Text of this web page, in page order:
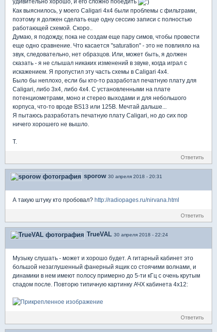
Как выяснилось, у моего Caligari 4x4 были проблемы с фильтрами,
поэтому я должен сделать еще одну сессию записи с полностью
работающей схемой. Скоро..
Думаю, я подожду, пока не создам еще пару симов, чтобы провести
еще одно сравнение. Что касается "saturation" - это не повлияло на
звук, следовательно, нет образцов. Или, может быть, я должен
сказать - я не слышал никаких изменений в звуке, когда играл с
искажением. Я пропустил эту часть схемы в Caligari 4x4.
Было бы неплохо, если бы кто-то разработал печатную плату для
Caligari, либо 3x4, либо 4x4. С установленными на плате
потенциометрами, моно и стерео выходами и для небольшого
корпуса, что-то вроде BS13 или 125B. Мечтай дальше...
Я пытаюсь разработать печатную плату Caligari, но до сих пор
ничего хорошего не вышло.
T.
Ответить
sporow 30 апреля 2018 - 20:31
А такую штуку кто пробовал? http://radiopages.ru/nirvana.html
Ответить
TrueVAL 30 апреля 2018 - 22:24
Музыку слушать - может и хорошо будет. А гитарный кабинет это
большой незаглушенный фанерный ящик со стоячими волнами, и
динамики в нем имеют полосу примерно до 5-ти кГц с очень крутым
спадом после. Повторю типичную картинку АЧХ кабинета 4х12:
Ответить